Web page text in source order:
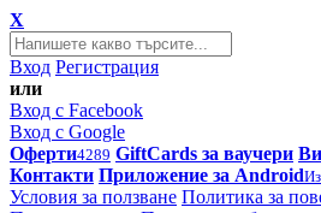
X
Вход Регистрация
или
Вход с Facebook
Вход с Google
Оферти4289 GiftCards за ваучери
Контакти Приложение за Android
Условия за ползване Политика за